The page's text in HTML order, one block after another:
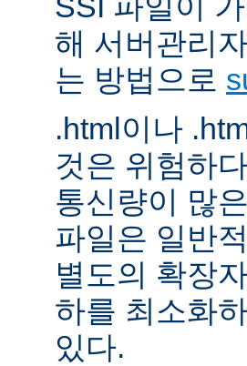
해 서버관리
는 방법으로
.html이나
것은 위험하
통신량이 많
파일은 일반
별도의 확장
하를 최소화
있다.